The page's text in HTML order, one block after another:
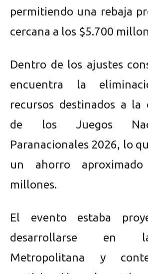
permitiendo una rebaja
cercana a los $5.700
Dentro de los ajustes
encuentra la
recursos destinados a la
de los Juegos
Paranacionales 2026, lo
un ahorro
millones.
El evento estaba
desarrollarse en
Metropolitana y